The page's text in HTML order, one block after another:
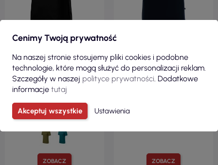
ZOBACZ
68,32 zł
( 84,03 zł brutto )
Diamond 273 czarna
premium koszulka polo męska
ZOBACZ
57,00 zł
( 70,11 zł brutto )
Polo męska visitor granatowy
Cenimy Twoją prywatność
Na naszej stronie stosujemy pliki cookies i podobne
technologie, które mogą służyć do personalizacji reklam.
Szczegóły w naszej polityce prywatności . Dodatkowe
informacje tutaj
Akceptuj wszystkie Ustawienia